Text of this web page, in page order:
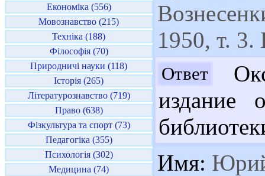
Економіка (556)
Мовознавство (215)
Техніка (188)
Філософія (70)
Природничі науки (118)
Історія (265)
Літературознавство (719)
Право (638)
Фізкультура та спорт (73)
Педагогіка (355)
Психологія (302)
Медицина (74)
1950, т. 3.
Ответ
издание
Имя: